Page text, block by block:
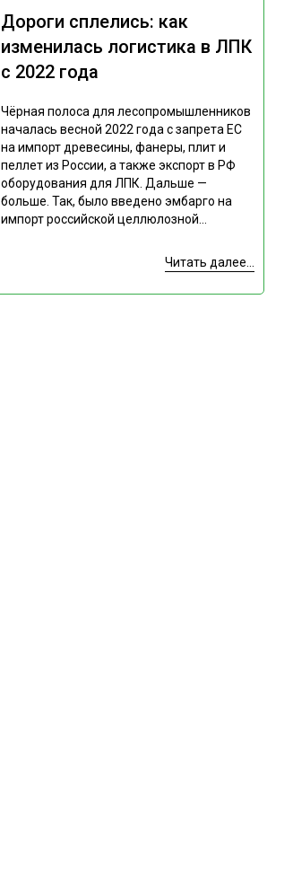
Дороги сплелись: как
изменилась логистика в ЛПК
с 2022 года
Чёрная полоса для лесопромышленников
началась весной 2022 года с запрета ЕС
на импорт древесины, фанеры, плит и
пеллет из России, а также экспорт в РФ
оборудования для ЛПК. Дальше —
больше. Так, было введено эмбарго на
импорт российской целлюлозной...
Читать далее...